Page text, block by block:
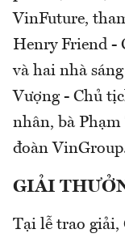
VinFuture,
Henry Friend -
và hai nhà
Vượng - Chủ
nhân, bà
đoàn
GIẢI
Tại lễ trao